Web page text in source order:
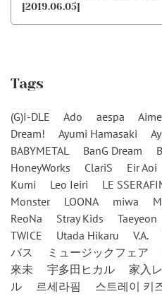
[2019.06.05]
Tags
(G)I-DLE Ado aespa
Dream!
Ayumi Hamasaki
BABYMETAL
BanG Dream
HoneyWorks
ClariS Eir Aoi
Kumi
Leo Ieiri LE
Monster
LOONA miwa
ReoNa
Stray Kids Taeyeon
TWICE
Utada Hikaru V.A.
バス
ミュージックフェア
來未
宇多田ヒカル 家入
ル
르세라핌 스트레이 키